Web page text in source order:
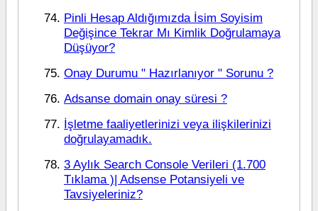
Pinli Hesap Aldığımızda İsim Soyisim
Değişince Tekrar Mı Kimlik Doğrulamaya
Düşüyor?
Onay Durumu " Hazırlanıyor " Sorunu ?
Adsanse domain onay süresi ?
İşletme faaliyetlerinizi veya ilişkilerinizi
doğrulayamadık.
3 Aylık Search Console Verileri (1.700
Tıklama )| Adsense Potansiyeli ve
Tavsiyeleriniz?